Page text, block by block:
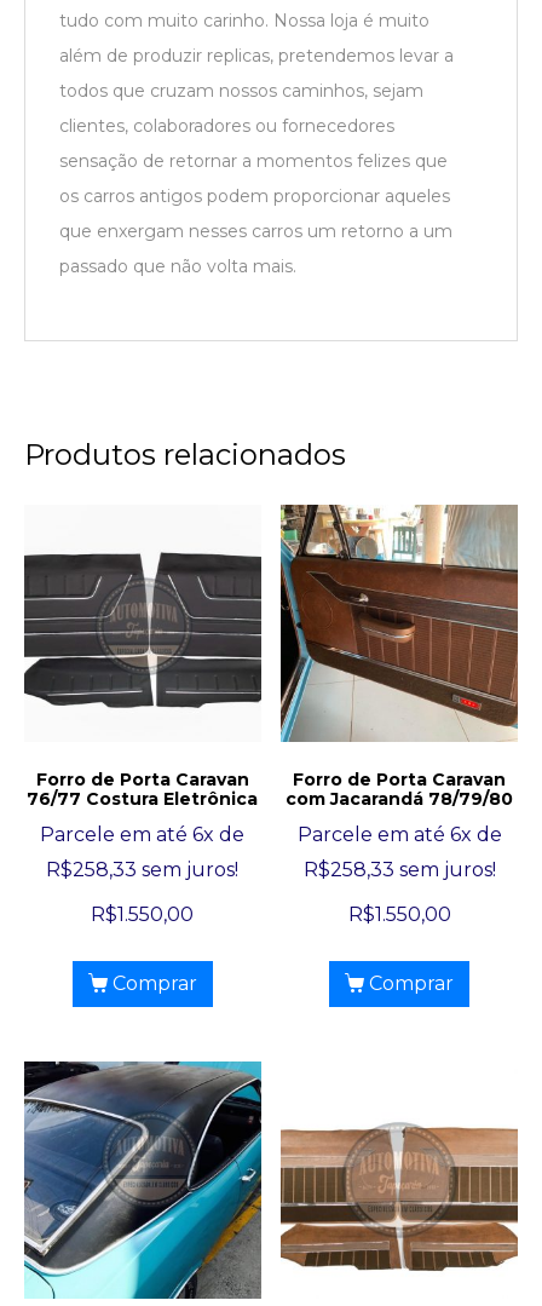
tudo com muito carinho. Nossa loja é muito
além de produzir replicas, pretendemos levar a
todos que cruzam nossos caminhos, sejam
clientes, colaboradores ou fornecedores
sensação de retornar a momentos felizes que
os carros antigos podem proporcionar aqueles
que enxergam nesses carros um retorno a um
passado que não volta mais.
Produtos relacionados
Forro de Porta Caravan
76/77 Costura Eletrônica
Parcele em até 6x de
R$258,33 sem juros!
R$1.550,00
Comprar
Forro de Porta Caravan
com Jacarandá 78/79/80
Parcele em até 6x de
R$258,33 sem juros!
R$1.550,00
Comprar